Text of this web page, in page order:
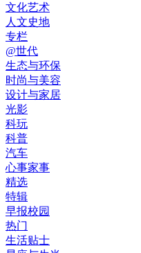
文化艺术
人文史地
专栏
@世代
生态与环保
时尚与美容
设计与家居
光影
科玩
科普
汽车
心事家事
精选
特辑
早报校园
热门
生活贴士